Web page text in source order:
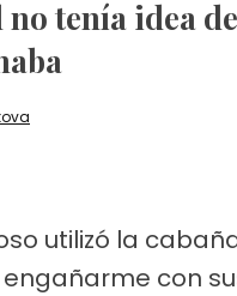
tenía idea
utilizó la
con